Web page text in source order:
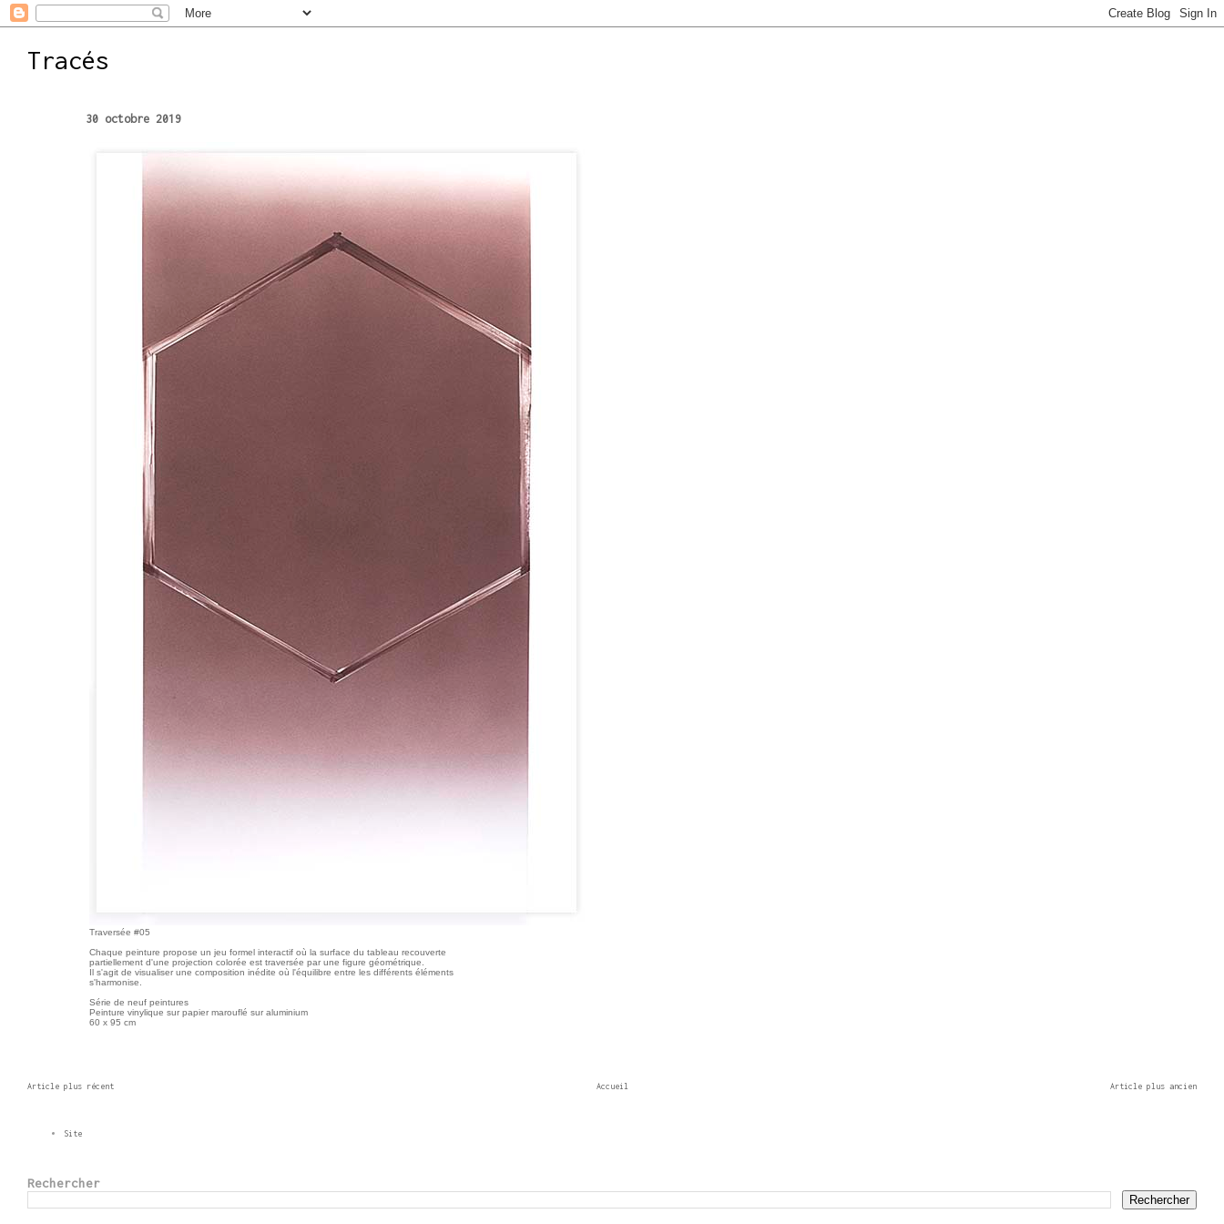
Tracés
30 octobre 2019
Traversée #05
Chaque peinture propose un jeu formel interactif où la surface du tableau recouverte
partiellement d'une projection colorée est traversée par une figure géométrique.
Il s'agit de visualiser une composition inédite où l'équilibre entre les différents éléments
s'harmonise.
Série de neuf peintures
Peinture vinylique sur papier marouflé sur aluminium
60 x 95 cm
Article plus récent Article plus ancien
Accueil
Site
Rechercher